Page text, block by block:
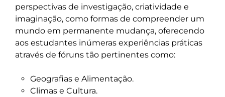
perspectivas de investigação, criatividade e
imaginação, como formas de compreender um
mundo em permanente mudança, oferecendo
aos estudantes inúmeras experiências práticas
através de fóruns tão pertinentes como:
Geografias e Alimentação.
Climas e Cultura.